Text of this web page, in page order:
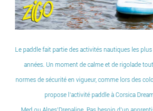
Le paddle fait partie des activités nautiques les
années. Un moment de calme et de rigolade
normes de sécurité en vigueur, comme lors des
propose l’activité paddle à Corsica